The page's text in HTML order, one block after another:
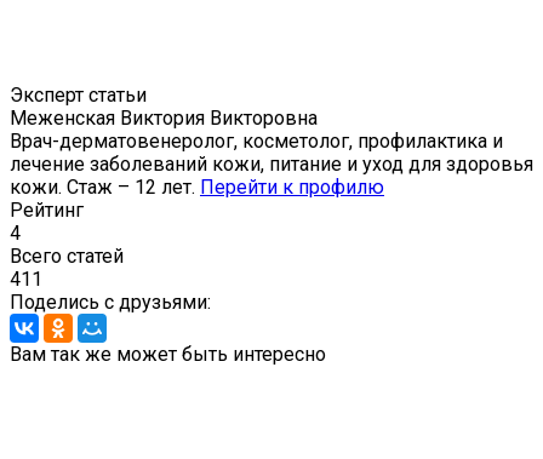
Эксперт статьи
Меженская Виктория Викторовна
Врач-дерматовенеролог, косметолог, профилактика и
лечение заболеваний кожи, питание и уход для здоровья
кожи. Стаж – 12 лет. Перейти к профилю
Рейтинг
4
Всего статей
411
Поделись с друзьями:
Вам так же может быть интересно